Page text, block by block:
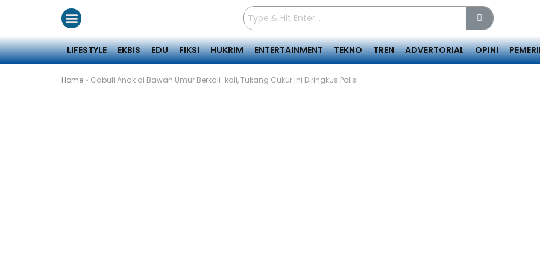
LIFESTYLE EKBIS EDU FIKSI HUKRIM ENTERTAINMENT TEKNO TREN ADVERTORIAL OPINI
Home » Cabuli Anak di Bawah Umur Berkali-kali, Tukang Cukur Ini Diringkus Polisi